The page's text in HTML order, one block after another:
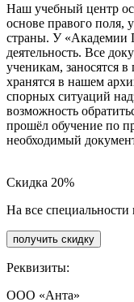
Наш учебный центр
основе правого поля,
страны. У «Академии
деятельность. Все
ученикам, заносятся в
хранятся в нашем
спорных ситуаций
возможность
прошёл обучение по
необходимый
Скидка 20%
На все
получить скидку
Реквизиты:
ООО «Анта»